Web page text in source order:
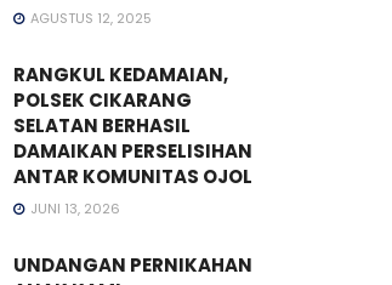
AGUSTUS 12, 2025
RANGKUL KEDAMAIAN,
POLSEK CIKARANG
SELATAN BERHASIL
DAMAIKAN PERSELISIHAN
ANTAR KOMUNITAS OJOL
JUNI 13, 2026
UNDANGAN PERNIKAHAN